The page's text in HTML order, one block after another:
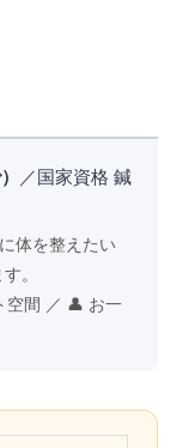
／国家資格 鍼
体を整えたい
。
空間 ／ 👤 お一